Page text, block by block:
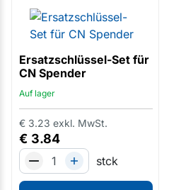
Ersatzschlüssel-Set für
CN Spender
Auf lager
€ 3.84
€ 3.23 exkl. MwSt.
stck